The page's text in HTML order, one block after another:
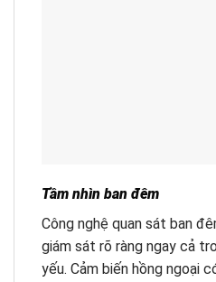
Tầm nhìn ban đêm
Công nghệ quan sát ban
giám sát rõ ràng ngay cả
yếu. Cảm biến hồng ngoại